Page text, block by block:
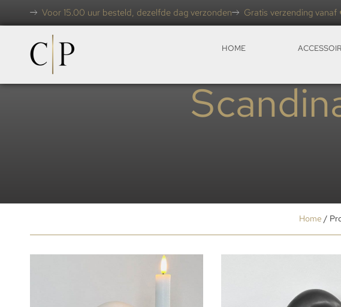
Voor 15.00 uur besteld, dezelfde dag verzonden Gratis verzending vanaf
HOME
Home /